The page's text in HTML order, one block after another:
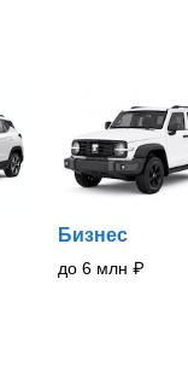
Бизнес
до 6 млн ₽